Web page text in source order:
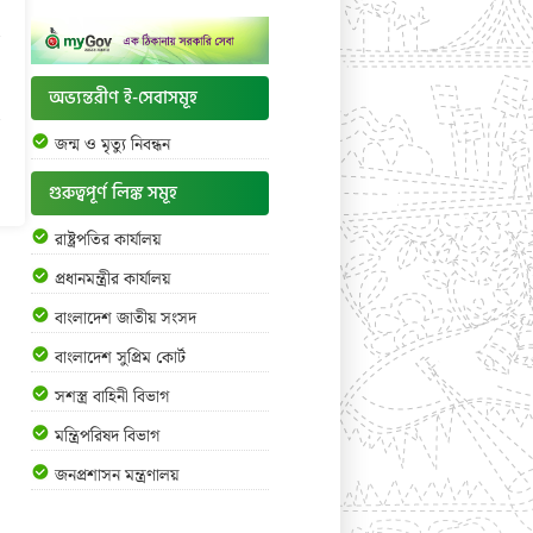
অভ্যন্তরীণ ই-সেবাসমূহ
জন্ম ও মৃত্যু নিবন্ধন
গুরুত্বপূর্ণ লিঙ্ক সমূহ
রাষ্ট্রপতির কার্যালয়
প্রধানমন্ত্রীর কার্যালয়
বাংলাদেশ জাতীয় সংসদ
বাংলাদেশ সুপ্রিম কোর্ট
সশস্ত্র বাহিনী বিভাগ
মন্ত্রিপরিষদ বিভাগ
জনপ্রশাসন মন্ত্রণালয়